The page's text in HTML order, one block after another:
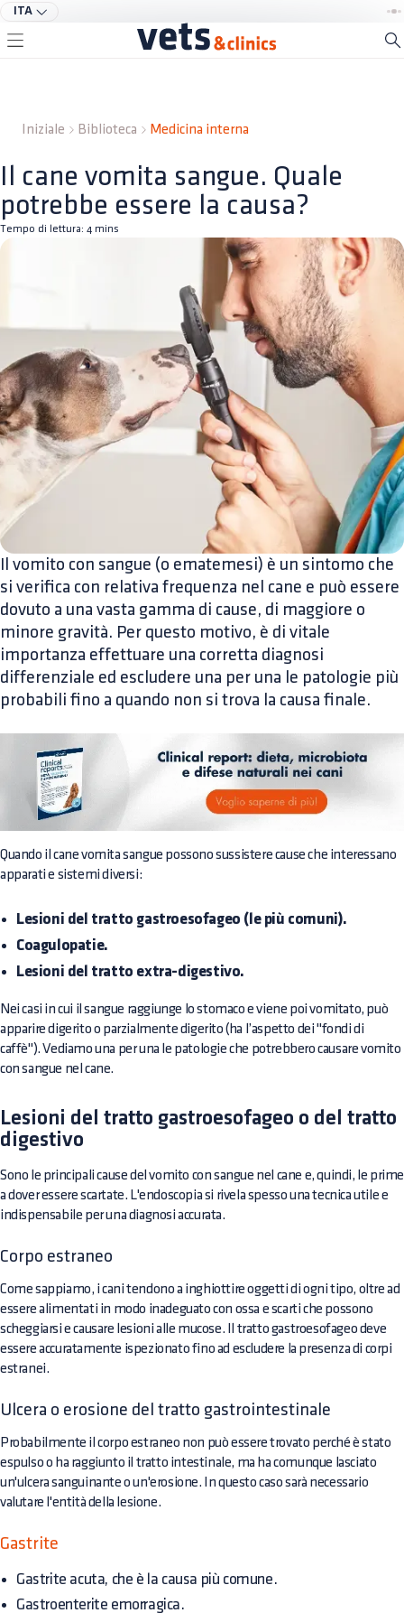
ITA
Iniziale Biblioteca Medicina interna
Il cane vomita sangue. Quale
potrebbe essere la causa?
Tempo di lettura: 4 mins
Il vomito con sangue (o ematemesi) è un sintomo che
si verifica con relativa frequenza nel cane e può essere
dovuto a una vasta gamma di cause, di maggiore o
minore gravità. Per questo motivo, è di vitale
importanza effettuare una corretta diagnosi
differenziale ed escludere una per una le patologie più
probabili fino a quando non si trova la causa finale.
Quando il cane vomita sangue possono sussistere cause che interessano
apparati e sistemi diversi:
Lesioni del tratto gastroesofageo (le più comuni).
Coagulopatie.
Lesioni del tratto extra-digestivo.
Nei casi in cui il sangue raggiunge lo stomaco e viene poi vomitato, può
apparire digerito o parzialmente digerito (ha l’aspetto dei "fondi di
caffè"). Vediamo una per una le patologie che potrebbero causare vomito
con sangue nel cane.
Lesioni del tratto gastroesofageo o del tratto
digestivo
Sono le principali cause del vomito con sangue nel cane e, quindi, le prime
a dover essere scartate. L'endoscopia si rivela spesso una tecnica utile e
indispensabile per una diagnosi accurata.
Corpo estraneo
Come sappiamo, i cani tendono a inghiottire oggetti di ogni tipo, oltre ad
essere alimentati in modo inadeguato con ossa e scarti che possono
scheggiarsi e causare lesioni alle mucose. Il tratto gastroesofageo deve
essere accuratamente ispezionato fino ad escludere la presenza di corpi
estranei.
Ulcera o erosione del tratto gastrointestinale
Probabilmente il corpo estraneo non può essere trovato perché è stato
espulso o ha raggiunto il tratto intestinale, ma ha comunque lasciato
un'ulcera sanguinante o un'erosione. In questo caso sarà necessario
valutare l'entità della lesione.
Gastrite
Gastrite acuta, che è la causa più comune.
Gastroenterite emorragica.